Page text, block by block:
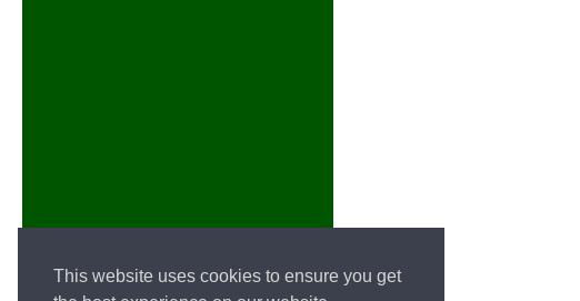
This website uses cookies to ensure you get